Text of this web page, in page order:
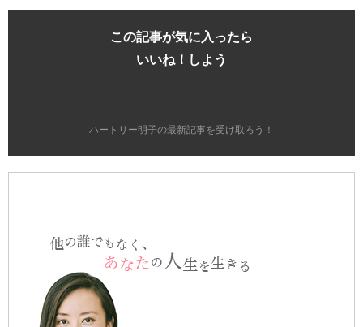
この記事が気に入ったら
いいね！しよう
ハートリー明子の最新記事を受け取ろう！